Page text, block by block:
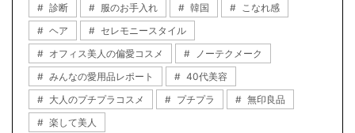
診断 服のお手入れ 韓国
こなれ感
ヘア
セレモニースタイル
オフィス美人の偏愛コスメ
ノーテクメーク
みんなの愛用品レポート
40代美容
大人のプチプラコスメ
プチプラ
無印良品
楽して美人